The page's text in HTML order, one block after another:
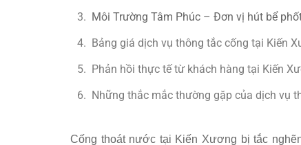
Môi Trường Tâm Phúc – Đơn vị hút bể
Bảng giá dịch vụ thông tắc cống tại Kiến
Phản hồi thực tế từ khách hàng tại Kiến
Những thắc mắc thường gặp của dịch vụ
Cống thoát nước tại Kiến Xương bị tắc